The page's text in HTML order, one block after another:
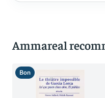
Ammareal
Bon